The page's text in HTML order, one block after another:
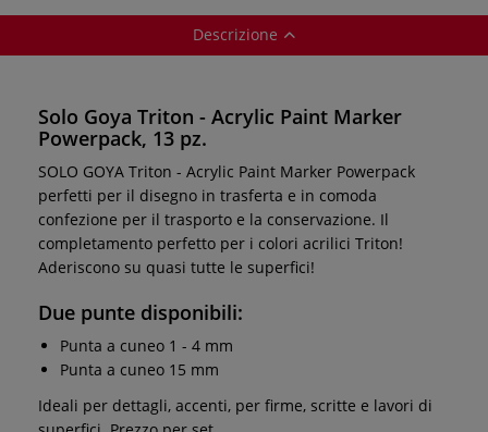
Descrizione
Solo Goya Triton - Acrylic Paint Marker
Powerpack, 13 pz.
SOLO GOYA Triton - Acrylic Paint Marker Powerpack
perfetti per il disegno in trasferta e in comoda
confezione per il trasporto e la conservazione. Il
completamento perfetto per i colori acrilici Triton!
Aderiscono su quasi tutte le superfici!
Due punte disponibili:
Punta a cuneo 1 - 4 mm
Punta a cuneo 15 mm
Ideali per dettagli, accenti, per firme, scritte e lavori di